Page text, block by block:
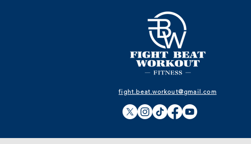
fight.beat.workout@gmail.com